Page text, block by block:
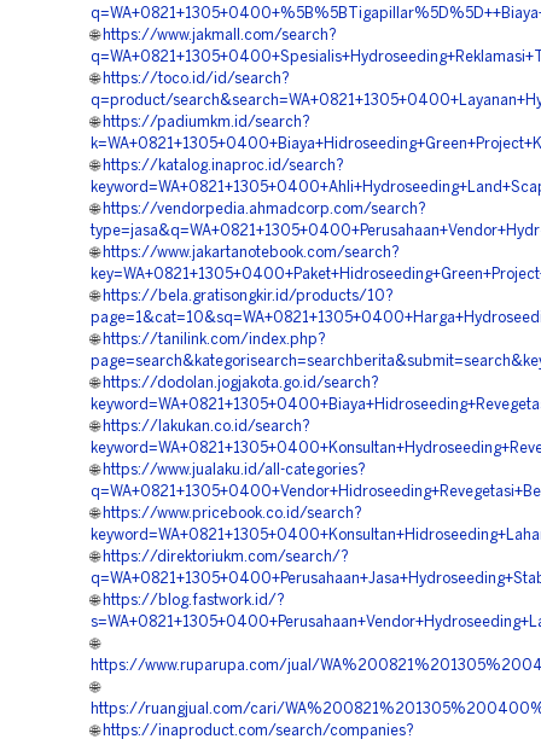
🌐 https://www.jakmall.com/search?
🌐 https://toco.id/id/search?
q=product/
🌐 https://padiumkm.id/search?
🌐 https://katalog.inaproc.id/search?
🌐 https://vendorpedia.ahmadcorp.com/search?
🌐 https://www.jakartanotebook.com/search?
🌐 https://bela.gratisongkir.id/products/10?
🌐 https://tanilink.com/index.php?
🌐 https://dodolan.jogjakota.go.id/search?
🌐 https://lakukan.co.id/search?
🌐 https://www.jualaku.id/all-categories?
🌐 https://www.pricebook.co.id/search?
🌐 https://direktoriukm.com/search/?
🌐 https://blog.fastwork.id/?
🌐
https://www.ruparupa.com/jual/
🌐
https://ruangjual.com/cari/
🌐 https://inaproduct.com/search/companies?